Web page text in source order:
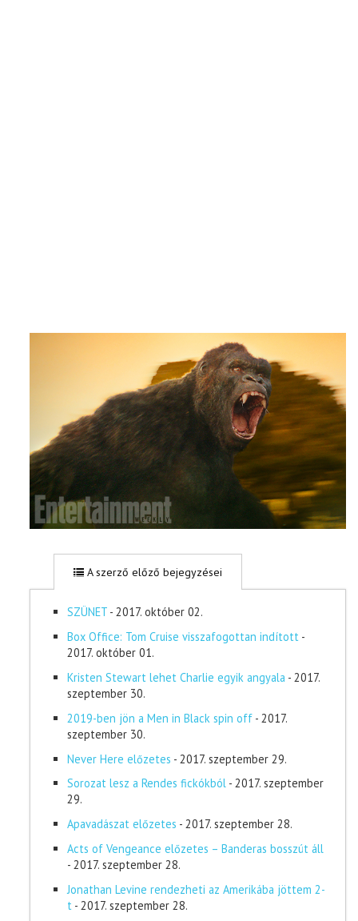
A szerző előző bejegyzései
SZÜNET - 2017. október 02.
Box Office: Tom Cruise visszafogottan indított -
2017. október 01.
Kristen Stewart lehet Charlie egyik angyala - 2017.
szeptember 30.
2019-ben jön a Men in Black spin off - 2017.
szeptember 30.
Never Here előzetes - 2017. szeptember 29.
Sorozat lesz a Rendes fickókból - 2017. szeptember
29.
Apavadászat előzetes - 2017. szeptember 28.
Acts of Vengeance előzetes – Banderas bosszút áll
- 2017. szeptember 28.
Jonathan Levine rendezheti az Amerikába jöttem 2-
t - 2017. szeptember 28.